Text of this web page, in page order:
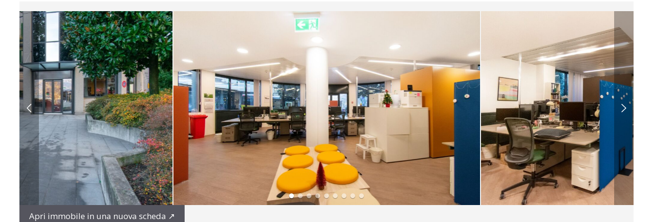
GESTIONE ESCLUSIVA PROPERTY FINDING / RICERCA IMMOBILIARE
Apri immobile in una nuova scheda ↗